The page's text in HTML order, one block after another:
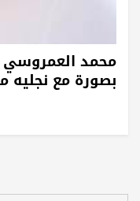
محمد العمروسي
بصورة مع نجليه